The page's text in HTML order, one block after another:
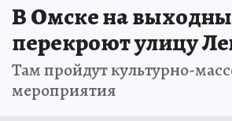
В Омске на
перекроют улицу
Там пройдут культурно-
мероприятия